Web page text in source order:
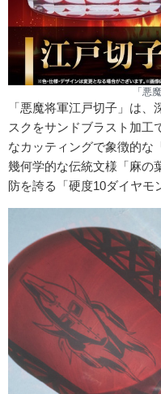
「悪
「悪魔将軍江戸切子」は
スクをサンドブラスト加工
なカッティングで象徴的な
幾何学的な伝統文様「麻の
防を誇る「硬度10ダイヤモ